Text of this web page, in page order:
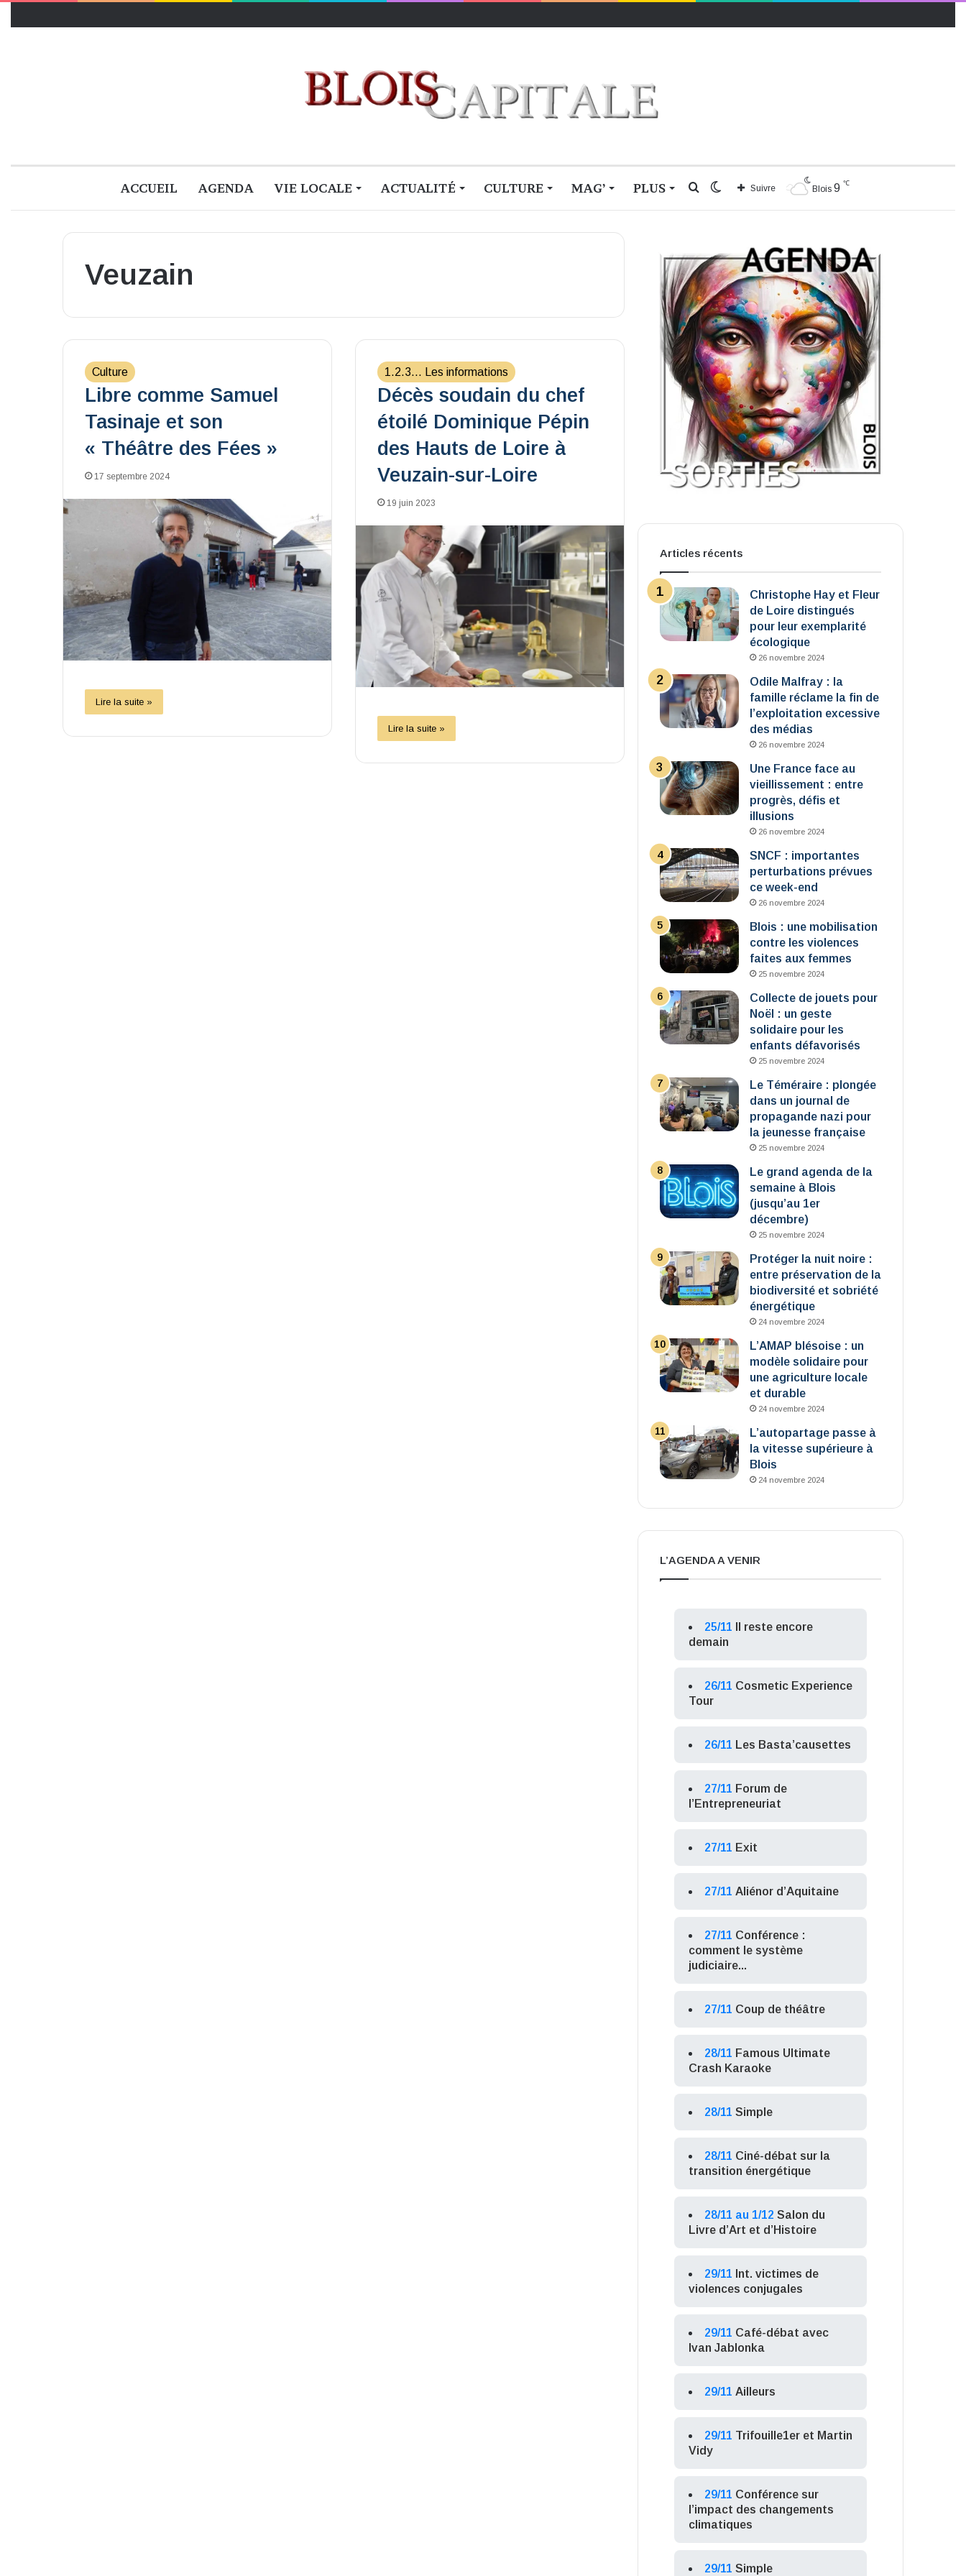
ACCUEIL AGENDA VIE LOCALE ACTUALITÉ CULTURE MAG’ PLUS Blois 9 ℃
Suivre
Switch
Rechercher
Veuzain
Culture
Libre comme Samuel
Tasinaje et son
« Théâtre des Fées »
17 septembre 2024
Lire la suite »
1.2.3... Les informations
Décès soudain du chef
étoilé Dominique Pépin
des Hauts de Loire à
Veuzain-sur-Loire
19 juin 2023
Lire la suite »
Articles récents
Christophe Hay et Fleur
de Loire distingués
pour leur exemplarité
écologique
26 novembre 2024
Odile Malfray : la
famille réclame la fin de
l’exploitation excessive
des médias
26 novembre 2024
Une France face au
vieillissement : entre
progrès, défis et
illusions
26 novembre 2024
SNCF : importantes
perturbations prévues
ce week-end
26 novembre 2024
Blois : une mobilisation
contre les violences
faites aux femmes
25 novembre 2024
Collecte de jouets pour
Noël : un geste
solidaire pour les
enfants défavorisés
25 novembre 2024
Le Téméraire : plongée
dans un journal de
propagande nazi pour
la jeunesse française
25 novembre 2024
Le grand agenda de la
semaine à Blois
(jusqu’au 1er
décembre)
25 novembre 2024
Protéger la nuit noire :
entre préservation de la
biodiversité et sobriété
énergétique
24 novembre 2024
L’AMAP blésoise : un
modèle solidaire pour
une agriculture locale
et durable
24 novembre 2024
L’autopartage passe à
la vitesse supérieure à
Blois
24 novembre 2024
L’AGENDA A VENIR
25/11
Il reste encore
demain
26/11 Cosmetic Experience
Tour
26/11 Les Basta’causettes
27/11 Forum de
l’Entrepreneuriat
27/11 Exit
27/11 Aliénor d’Aquitaine
27/11 Conférence :
comment le système
judiciaire...
27/11 Coup de théâtre
28/11 Famous Ultimate
Crash Karaoke
28/11 Simple
28/11 Ciné-débat sur la
transition énergétique
28/11 au 1/12 Salon du
Livre d’Art et d’Histoire
29/11 Int. victimes de
violences conjugales
29/11 Café-débat avec
Ivan Jablonka
29/11 Ailleurs
29/11 Trifouille1er et Martin
Vidy
29/11 Conférence sur
l’impact des changements
climatiques
29/11 Simple